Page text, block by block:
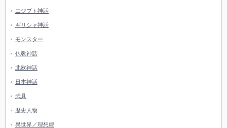
エジプト神話
ギリシャ神話
モンスター
仏教神話
北欧神話
日本神話
武具
歴史人物
異世界／理想郷